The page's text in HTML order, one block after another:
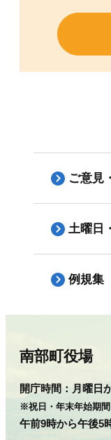
ご意見
土曜日
例規集
南部町役場
開庁時間： 月曜日
※祝日・年末年始期間
午前9時から午後5